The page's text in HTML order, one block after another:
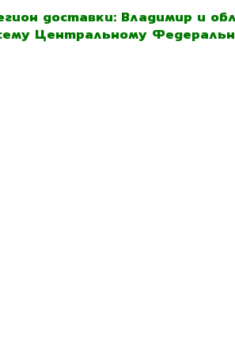
доставки: Владимир и
Центральному